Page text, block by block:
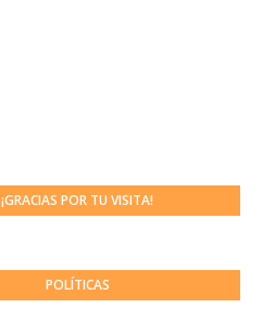
¡GRACIAS POR TU VISITA!
POLÍTICAS